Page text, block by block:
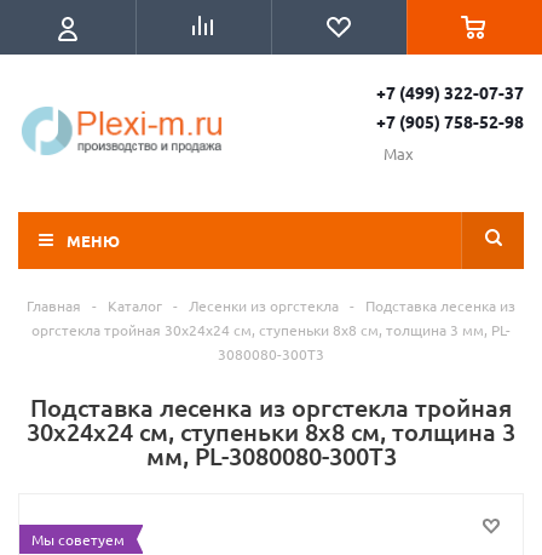
+7 (499) 322-07-37
+7 (905) 758-52-98
Max
МЕНЮ
Главная - Каталог - Лесенки из оргстекла -
Подставка лесенка из
оргстекла тройная 30x24х24 см, ступеньки 8x8 см, толщина 3 мм, PL-
3080080-300T3
Подставка лесенка из оргстекла тройная
30x24х24 см, ступеньки 8x8 см, толщина 3
мм, PL-3080080-300T3
Мы советуем